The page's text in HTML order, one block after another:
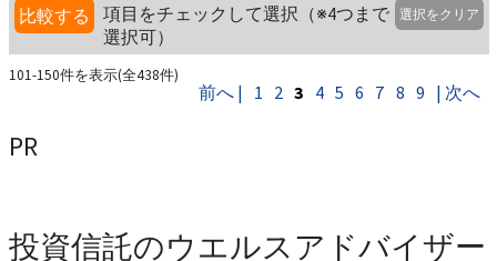
比較する
項目をチェックして選択（※4つまで
選択可）
選択をクリア
101-150件を表示(全438件)
前へ | 1 2 3 4 5 6 7 8 9 | 次へ
PR
投資信託のウエルスアドバイザー